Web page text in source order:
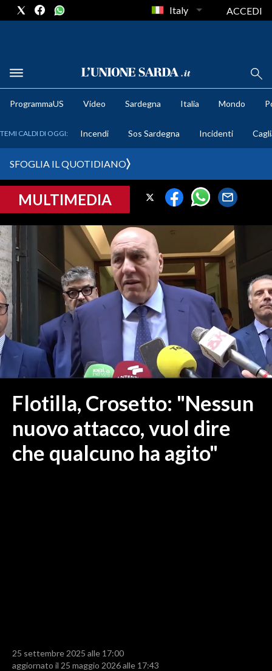
METEO
CRONACA SARDEGNA
PROVINCIA DI CAGLIARI
SULCIS IGLESIENTE
MEDIO CAMPIDANO
ORISTANO E PROVINCIA
SASSARI E PROVINCIA
GALLURA
NUORO E PROVINCIA
OGLIASTRA
ITALIA
MONDO
RISULTATI E CLASSIFICHE
Italy ACCEDI
ProgrammaUS Video Sardegna Italia Mondo
TEMI CALDI DI OGGI: Incendi Sos Sardegna Incidenti
SFOGLIA IL QUOTIDIANO
MULTIMEDIA
Flotilla, Crosetto: "Nessun
nuovo attacco, vuol dire
che qualcuno ha agito"
25 settembre 2025 alle 17:00
aggiornato il 25 maggio 2026 alle 17:43